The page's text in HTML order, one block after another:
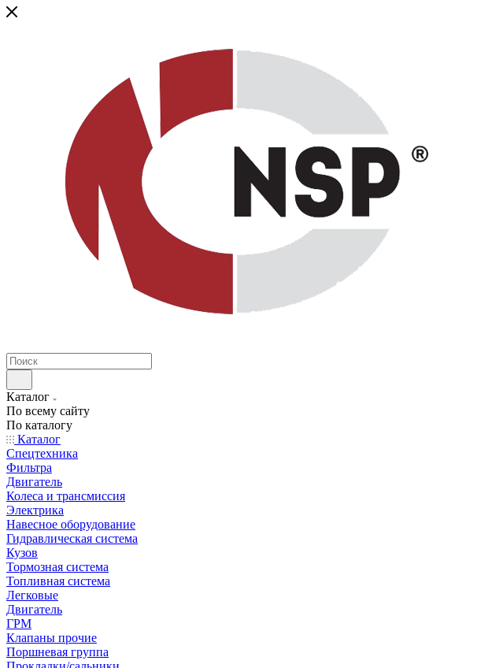
Каталог
По всему сайту
По каталогу
Каталог
Спецтехника
Фильтра
Двигатель
Колеса и трансмиссия
Электрика
Навесное оборудование
Гидравлическая система
Кузов
Тормозная система
Топливная система
Легковые
Двигатель
ГРМ
Клапаны прочие
Поршневая группа